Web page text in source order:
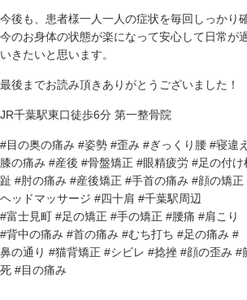
今後も、患者様一人一人の症状を毎回しっかり
今のお身体の状態が楽になって安心して日常が
いきたいと思います。
最後までお読み頂きありがとうございました！
JR千葉駅東口徒歩6分 第一整骨院
#目の奥の痛み #姿勢 #歪み #ぎっくり腰 #寝違
膝の痛み #産後 #骨盤矯正 #眼精疲労 #足の付
趾 #肘の痛み #産後矯正 #手首の痛み #顔の矯
ヘッドマッサージ #四十肩 #千葉駅周辺
#富士見町 #足の矯正 #手の矯正 #腰痛 #肩こり
#背中の痛み #首の痛み #むち打ち #足の痛み #
鼻の通り #猫背矯正 #シビレ #捻挫 #顔の歪み #
死 #目の痛み